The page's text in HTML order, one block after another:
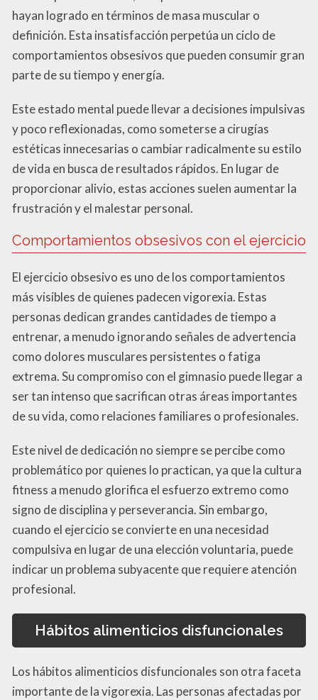
hayan logrado en términos de masa muscular o
definición. Esta insatisfacción perpetúa un ciclo de
comportamientos obsesivos que pueden consumir gran
parte de su tiempo y energía.
Este estado mental puede llevar a decisiones impulsivas
y poco reflexionadas, como someterse a cirugías
estéticas innecesarias o cambiar radicalmente su estilo
de vida en busca de resultados rápidos. En lugar de
proporcionar alivio, estas acciones suelen aumentar la
frustración y el malestar personal.
Comportamientos obsesivos con el ejercicio
El ejercicio obsesivo es uno de los comportamientos
más visibles de quienes padecen vigorexia. Estas
personas dedican grandes cantidades de tiempo a
entrenar, a menudo ignorando señales de advertencia
como dolores musculares persistentes o fatiga
extrema. Su compromiso con el gimnasio puede llegar a
ser tan intenso que sacrifican otras áreas importantes
de su vida, como relaciones familiares o profesionales.
Este nivel de dedicación no siempre se percibe como
problemático por quienes lo practican, ya que la cultura
fitness a menudo glorifica el esfuerzo extremo como
signo de disciplina y perseverancia. Sin embargo,
cuando el ejercicio se convierte en una necesidad
compulsiva en lugar de una elección voluntaria, puede
indicar un problema subyacente que requiere atención
profesional.
Hábitos alimenticios disfuncionales
Los hábitos alimenticios disfuncionales son otra faceta
importante de la vigorexia. Las personas afectadas por